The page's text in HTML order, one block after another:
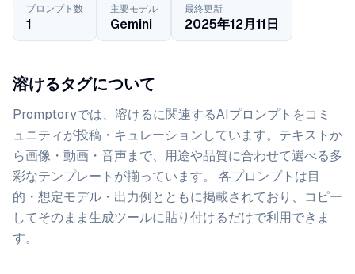
プロンプト数
1
主要モデル
Gemini
最終更新
2025年12月11日
溶けるタグについて
Promptoryでは、 溶けるに関連するAIプロンプトをコミ
ュニティが投稿・キュレーションしています。 テキストか
ら画像・動画・音声まで、用途や品質に合わせて選べる多
彩なテンプレートが揃っています。 各プロンプトは目
的・想定モデル・出力例とともに掲載されており、コピー
してそのまま生成ツールに貼り付けるだけで利用できま
す。